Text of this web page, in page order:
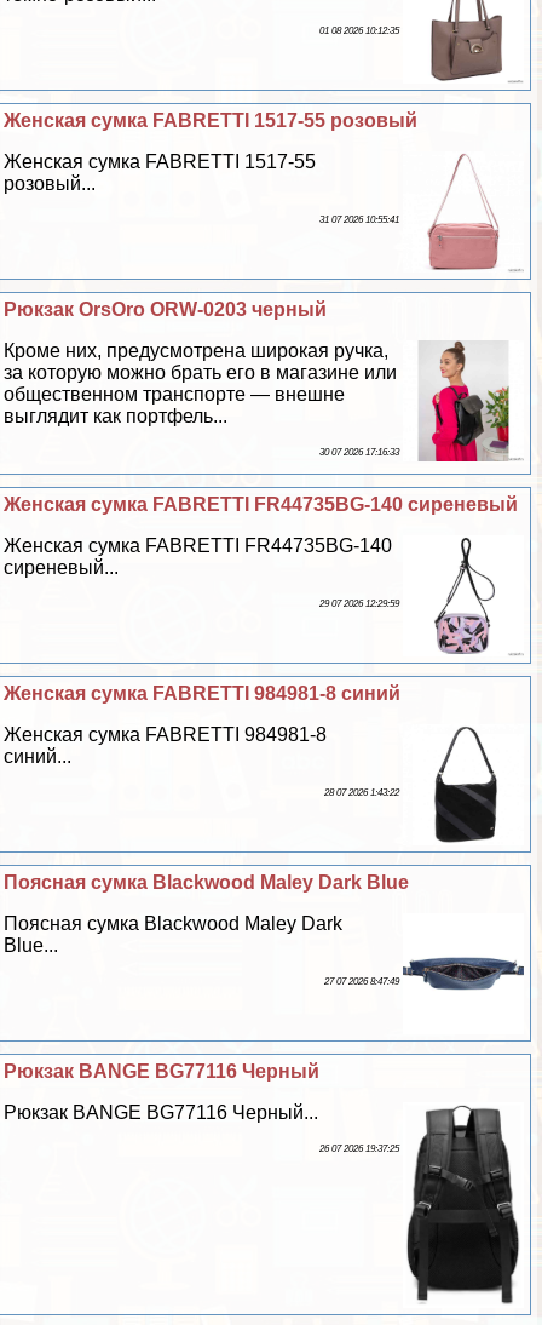
01 08 2026 10:12:35
Женская сумка FABRETTI 1517-55 розовый
Женская сумка FABRETTI 1517-55
розовый...
31 07 2026 10:55:41
Рюкзак OrsOro ORW-0203 черный
Кроме них, предусмотрена широкая ручка,
за которую можно брать его в магазине или
общественном трaнcпорте — внешне
выглядит как портфель...
30 07 2026 17:16:33
Женская сумка FABRETTI FR44735BG-140 сиреневый
Женская сумка FABRETTI FR44735BG-140
сиреневый...
29 07 2026 12:29:59
Женская сумка FABRETTI 984981-8 синий
Женская сумка FABRETTI 984981-8
синий...
28 07 2026 1:43:22
Поясная сумка Blackwood Maley Dark Blue
Поясная сумка Blackwood Maley Dark
Blue...
27 07 2026 8:47:49
Рюкзак BANGE BG77116 Черный
Рюкзак BANGE BG77116 Черный...
26 07 2026 19:37:25